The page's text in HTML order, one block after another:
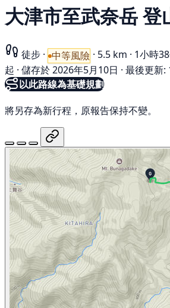
大津市至武奈岳 登
徒步 · 中等風險 · 5.5 km · 1小時
起 · 儲存於 2026年5月10日 · 最後更新:
以此路線為基礎規劃
將另存為新行程，原報告保持不變。